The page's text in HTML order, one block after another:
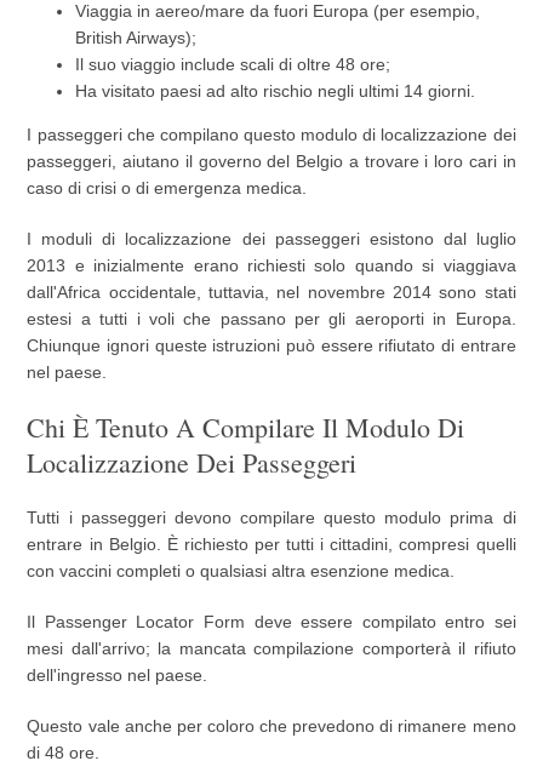
Viaggia in aereo/mare da fuori Europa (per esempio,
British Airways);
Il suo viaggio include scali di oltre 48 ore;
Ha visitato paesi ad alto rischio negli ultimi 14 giorni.
I passeggeri che compilano questo modulo di localizzazione dei
passeggeri, aiutano il governo del Belgio a trovare i loro cari in
caso di crisi o di emergenza medica.
I moduli di localizzazione dei passeggeri esistono dal luglio
2013 e inizialmente erano richiesti solo quando si viaggiava
dall'Africa occidentale, tuttavia, nel novembre 2014 sono stati
estesi a tutti i voli che passano per gli aeroporti in Europa.
Chiunque ignori queste istruzioni può essere rifiutato di entrare
nel paese.
Chi È Tenuto A Compilare Il Modulo Di
Localizzazione Dei Passeggeri
Tutti i passeggeri devono compilare questo modulo prima di
entrare in Belgio. È richiesto per tutti i cittadini, compresi quelli
con vaccini completi o qualsiasi altra esenzione medica.
Il Passenger Locator Form deve essere compilato entro sei
mesi dall'arrivo; la mancata compilazione comporterà il rifiuto
dell'ingresso nel paese.
Questo vale anche per coloro che prevedono di rimanere meno
di 48 ore.